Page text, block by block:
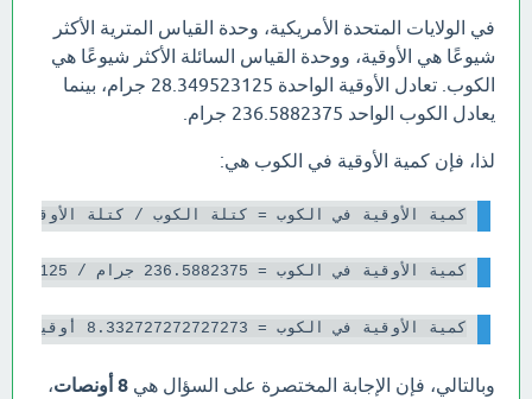
في الولايات المتحدة الأمريكية، وحدة القياس المترية الأكثر
شيوعًا هي الأوقية، ووحدة القياس السائلة الأكثر شيوعًا هي
الكوب. تعادل الأوقية الواحدة 28.349523125 جرام، بينما
يعادل الكوب الواحد 236.5882375 جرام.
لذا، فإن كمية الأوقية في الكوب هي:
كمية الأوقية في الكوب = كتلة الكوب / كتلة الأوقية
كمية الأوقية في الكوب = 236.5882375 جرام / 28.349523125 جرام
كمية الأوقية في الكوب = 8.332727272727273 أوقية
وبالتالي، فإن الإجابة المختصرة على السؤال هي 8 أونصات
،